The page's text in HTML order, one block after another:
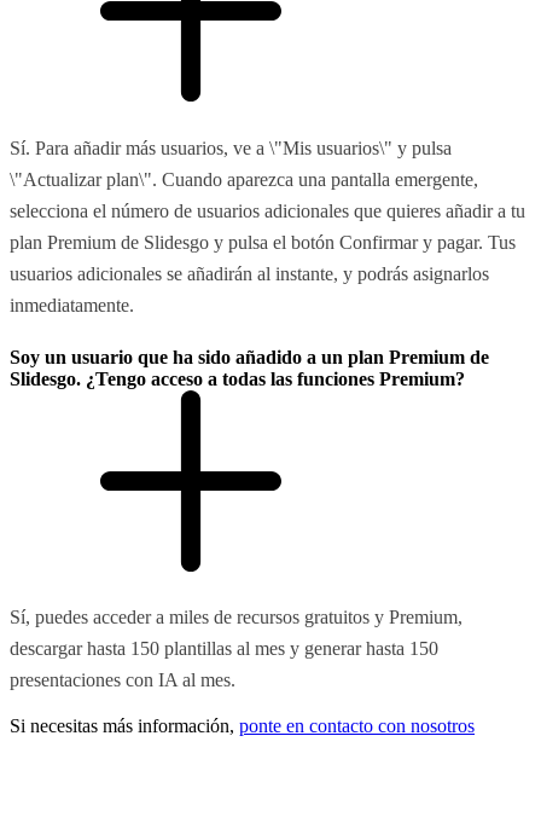
Sí. Para añadir más usuarios, ve a \"Mis usuarios\" y pulsa
\"Actualizar plan\". Cuando aparezca una pantalla emergente,
selecciona el número de usuarios adicionales que quieres añadir a tu
plan Premium de Slidesgo y pulsa el botón Confirmar y pagar. Tus
usuarios adicionales se añadirán al instante, y podrás asignarlos
inmediatamente.
Soy un usuario que ha sido añadido a un plan Premium de
Slidesgo. ¿Tengo acceso a todas las funciones Premium?
Sí, puedes acceder a miles de recursos gratuitos y Premium,
descargar hasta 150 plantillas al mes y generar hasta 150
presentaciones con IA al mes.
Si necesitas más información, ponte en contacto con nosotros